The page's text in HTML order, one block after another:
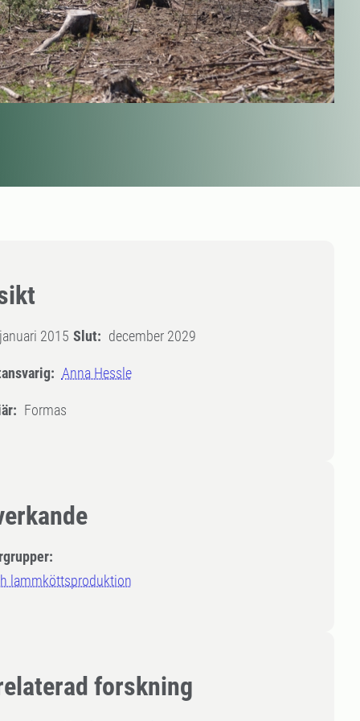
januari 2015 Slut: december 2029
Anna Hessle
Formas
lammköttsproduktion
forskning